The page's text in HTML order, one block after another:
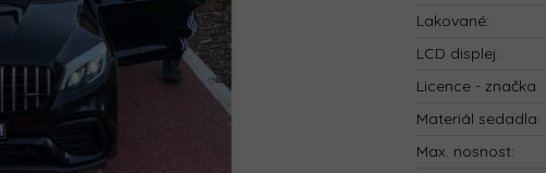
Lakované:
LCD displej:
Licence - značka:
Materiál sedadla:
Max. nosnost: